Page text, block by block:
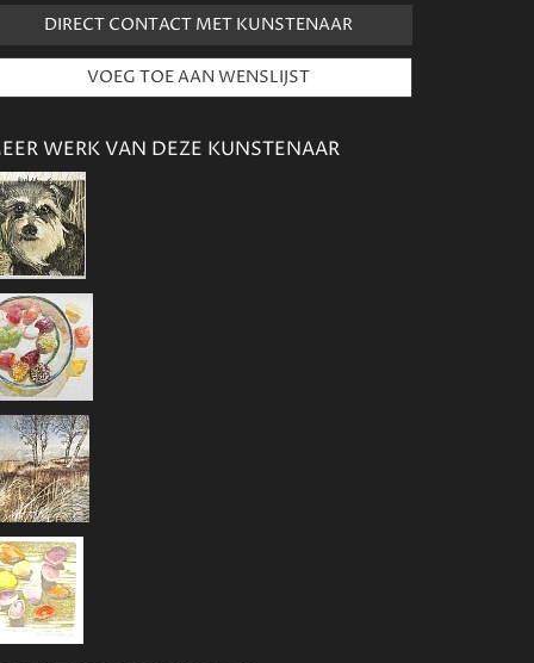
DIRECT CONTACT MET KUNSTENAAR
WERK VAN DEZE KUNSTENAAR